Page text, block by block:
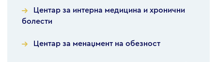
Центар за интерна медицина и хронични
болести
Центар за менаџмент на обезност